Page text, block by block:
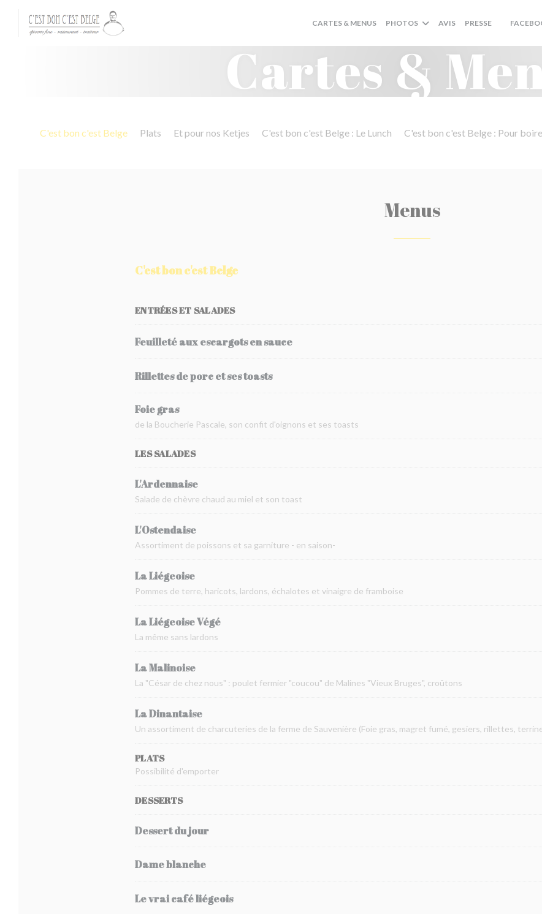
Personnalisation de vos choix en matière de cookies
CARTES & MENUS PHOTOS AVIS PRESSE
((OUVRE
Cartes &
C'est bon c'est Belge Plats Et pour nos Ketjes C'est bon c'est Belge : Le Lunch C'est bon c'est Belge : Pour
Menus
C'est bon c'est Belge
ENTRÉES ET SALADES
Feuilleté aux escargots en sauce
Rillettes de porc et ses toasts
Foie gras
de la Boucherie Pascale, son confit d'oignons et ses toasts
LES SALADES
L'Ardennaise
Salade de chèvre chaud au miel et son toast
L'Ostendaise
Assortiment de poissons et sa garniture - en saison-
La Liégeoise
Pommes de terre, haricots, lardons, échalotes et vinaigre de framboise
La Liégeoise Végé
La même sans lardons
La Malinoise
La "César de chez nous" : poulet fermier "coucou" de Malines "Vieux Bruges", croûtons
La Dinantaise
Un assortiment de charcuteries de la ferme de Sauvenière (Foie gras, magret fumé, gesiers, rillettes,
PLATS
Possibilité d'emporter
DESSERTS
Dessert du jour
Dame blanche
Le vrai café liégeois